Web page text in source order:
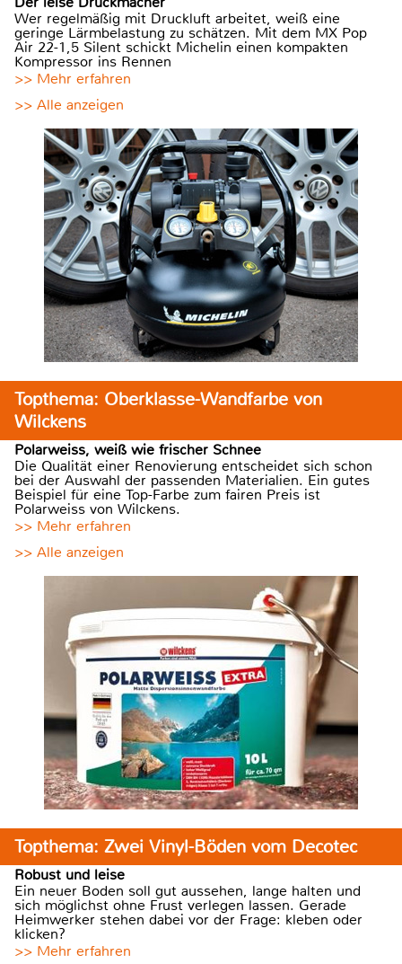
Wer regelmäßig mit Druckluft arbeitet, weiß eine
geringe Lärmbelastung zu schätzen. Mit dem MX Pop
Air 22-1,5 Silent schickt Michelin einen kompakten
Kompressor ins Rennen
>> Mehr erfahren
>> Alle anzeigen
Topthema: Oberklasse-Wandfarbe von
Wilckens
Polarweiss, weiß wie frischer Schnee
Die Qualität einer Renovierung entscheidet sich schon
bei der Auswahl der passenden Materialien. Ein gutes
Beispiel für eine Top-Farbe zum fairen Preis ist
Polarweiss von Wilckens.
>> Mehr erfahren
>> Alle anzeigen
Topthema: Zwei Vinyl-Böden vom Decotec
Robust und leise
Ein neuer Boden soll gut aussehen, lange halten und
sich möglichst ohne Frust verlegen lassen. Gerade
Heimwerker stehen dabei vor der Frage: kleben oder
klicken?
>> Mehr erfahren